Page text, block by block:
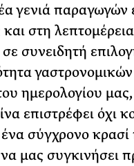
γενιά παραγωγών
στη
συνειδητή
ημερολογίου μας,
επιστρέφει όχι
σύγχρονο κρασί
μας συγκινήσει